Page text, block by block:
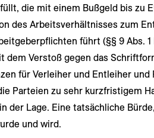
die mit einem Bußgeld bis zu
des Arbeitsverhältnisses zum
führt (§§ 9 Abs. 1
dem Verstoß gegen das
für Verleiher und Entleiher
Parteien zu sehr kurzfristigem
der Lage. Eine tatsächliche
und wird.